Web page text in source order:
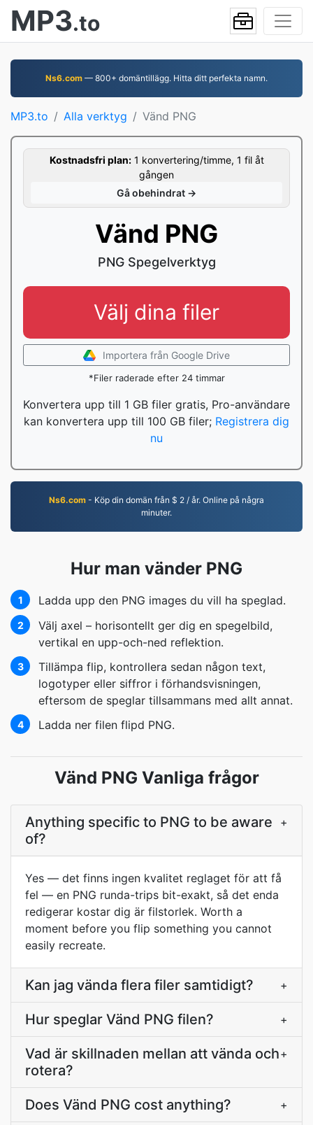
MP3.to
Ns6.com — 800+ domäntillägg. Hitta ditt perfekta namn.
MP3.to Alla verktyg Vänd PNG
Kostnadsfri plan:1 konvertering/timme, 1 fil åt
gången
Gå obehindrat →
Vänd PNG
PNG Spegelverktyg
Välj dina filer
Importera från Google Drive
*Filer raderade efter 24 timmar
Konvertera upp till 1 GB filer gratis, Pro-användare
kan konvertera upp till 100 GB filer; Registrera dig
nu
Ns6.com - Köp din domän från $ 2 / år. Online på några
minuter.
Hur man vänder PNG
1 Ladda upp den PNG images du vill ha speglad.
2
Välj axel – horisontellt ger dig en spegelbild,
vertikal en upp-och-ned reflektion.
3
Tillämpa flip, kontrollera sedan någon text,
logotyper eller siffror i förhandsvisningen,
eftersom de speglar tillsammans med allt annat.
4 Ladda ner filen flipd PNG.
Vänd PNG Vanliga frågor
Anything specific to PNG to be aware
of?
+
Yes — det finns ingen kvalitet reglaget för att få
fel — en PNG runda-trips bit-exakt, så det enda
redigerar kostar dig är filstorlek. Worth a
moment before you flip something you cannot
easily recreate.
Kan jag vända flera filer samtidigt? +
Hur speglar Vänd PNG filen? +
Vad är skillnaden mellan att vända och
rotera?
+
Does Vänd PNG cost anything? +